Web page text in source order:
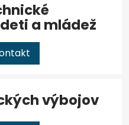
a mládež
výbojov